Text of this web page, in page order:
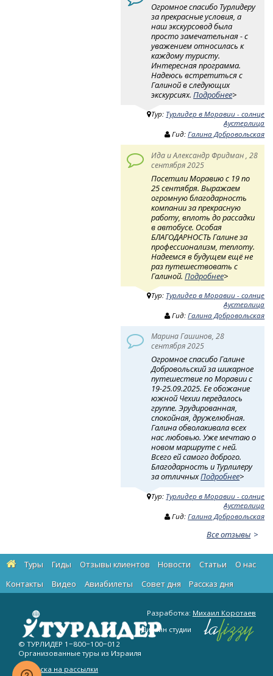
Огромное спасибо Турлидеру
за прекрасные условия, а
наш экскурсовод была
просто замечательная - с
уважением относилась к
каждому туристу.
Интересная программа.
Надеюсь встретиться с
Галиной в следующих
экскурсиях.Подробнее>
Тур: Турлидер в Моравии - солнце
Аустерлица
Гид:Галина Добровольская
Ида и Александр Фридман , 28
сентября 2025
Посетили Моравию с 19 по
25 сентября. Выражаем
огромную благодарность
компании за прекрасную
работу, вплоть до рассадки
в автобусе. Особая
БЛАГОДАРНОСТЬ Галине за
профессионализм, теплоту.
Надеемся в будущем ещё не
раз путешествовать с
Галиной.Подробнее>
Тур: Турлидер в Моравии - солнце
Аустерлица
Гид:Галина Добровольская
Марина Гашинов, 28
сентября 2025
Огромное спасибо Галине
Добровольский за шикарное
путешествие по Моравии с
19-25.09.2025. Ее обожание
южной Чехии передалось
группе. Эрудированная,
спокойная, дружелюбная.
Галина обволакивала всех
нас любовью. Уже мечтаю о
новом маршруте с ней.
Всего ей самого доброго.
Благодарность и Турлилеру
за отличныхПодробнее>
Тур: Турлидер в Моравии - солнце
Аустерлица
Гид:Галина Добровольская
Все отзывы
Туры Гиды Отзывы клиентов Новости Статьи
О нас
Контакты
Видео Авиабилеты Cовет дня Рассказ дня
© ТУРЛИДЕР 1−800−100−012
Организованные туры из Израиля
Подписка на рассылки
Разработка: Михаил Коротаев
Дизайн студии